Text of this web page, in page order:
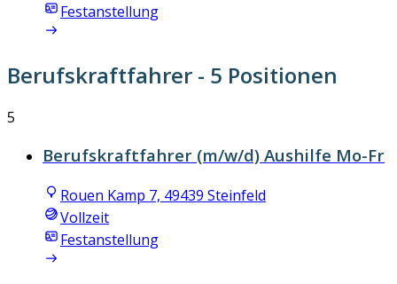
Festanstellung
Berufskraftfahrer - 5 Positionen
5
Berufskraftfahrer (m/w/d) Aushilfe Mo-Fr
Rouen Kamp 7, 49439 Steinfeld
Vollzeit
Festanstellung